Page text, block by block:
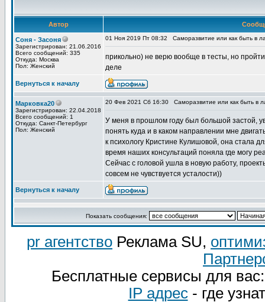
Автор
Соня - Засоня
Зарегистрирован: 21.06.2016
Всего сообщений: 335
Откуда: Москва
Пол: Женский
01 Ноя 2019 Пт 08:32 Саморазвитие или как быть в
прикольно) не верю вообще в тесты, но
деле
Вернуться к началу
Марковка20
Зарегистрирован: 22.04.2018
Всего сообщений: 1
Откуда: Санкт-Петербург
Пол: Женский
20 Фев 2021 Сб 16:30 Саморазвитие или как быть в
У меня в прошлом году был большой застой,
понять куда и в каком направлении мне
к психологу Кристине Кулишовой, она стала
время наших консультаций поняла где могу
Сейчас с головой ушла в новую работу,
совсем не чувствуется усталости))
Вернуться к началу
Показать сообщения:
pr агентство Реклама SU,
Бесплатные сервисы для
IP адрес- где